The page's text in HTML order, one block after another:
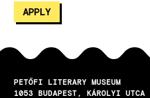
PETŐFI LITERARY MUSEUM
1053
BUDAPEST
KÁROLYI UTCA